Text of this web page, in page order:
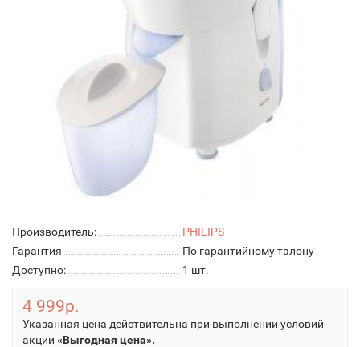
Производитель:
PHILIPS
Гарантия
По гарантийному талону
Доступно:
1 шт.
4 999р.
Указанная цена действительна при выполнении условий
акции «Выгодная цена».